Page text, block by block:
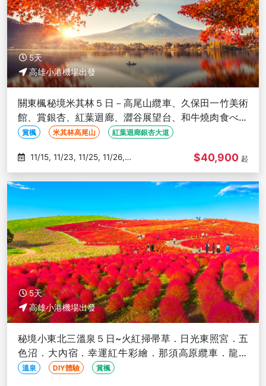
5天
高雄小港機場出發
關東楓秘境米其林５日－高尾山纜車、久保田一竹美術
館、賞銀杏、紅葉迴廊、澀谷展望台、和牛燒肉食べ放
題、西湖合掌屋-高雄出發
賞楓 米其林高尾山 紅葉迴廊銀杏大道
11/28
$40,900 起
5天
高雄小港機場出發
秘境小東北三溫泉５日~火紅掃帚草．日光東照宮．五
色沼．大內宿．幸運紅牛彩繪．那須高原纜車．龍王
峽-高雄出發
溫泉 DIY體驗 賞楓